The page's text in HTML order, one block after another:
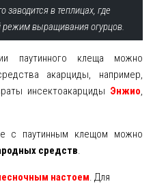
в теплицах, где
выращивания огурцов.
паутинного клеща можно
акарциды, например,
инсектоакарциды Энжио,
с паутинным клещом можно
средств.
настоем. Для